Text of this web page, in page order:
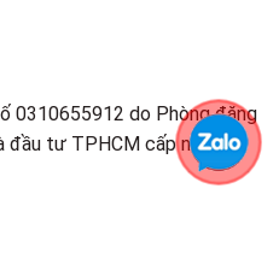
0310655912 do Phòng đăng
đầu tư TPHCM cấp ngày